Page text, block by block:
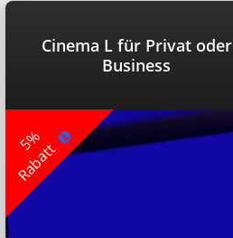
Cinema L für Privat oder
Business
5%
Rabatt